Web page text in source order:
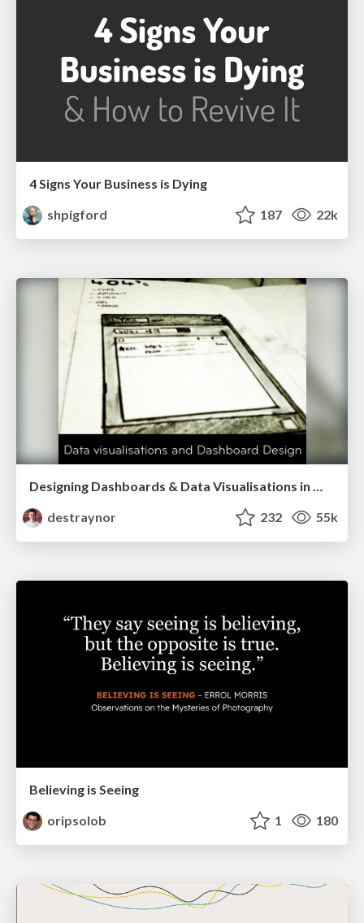
4 Signs Your Business is Dying
shpigford
187 22k
Designing Dashboards & Data Visualisations in Web Apps
destraynor
232 55k
Believing is Seeing
oripsolob
1 180